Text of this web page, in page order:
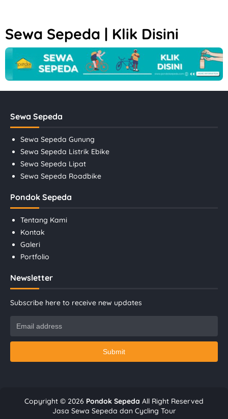
Sewa Sepeda | Klik Disini
Sewa Sepeda
Sewa Sepeda Gunung
Sewa Sepeda Listrik Ebike
Sewa Sepeda Lipat
Sewa Sepeda Roadbike
Pondok Sepeda
Tentang Kami
Kontak
Galeri
Portfolio
Newsletter
Subscribe here to receive new updates
Copyright © 2026 Pondok Sepeda All Right Reserved
Jasa Sewa Sepeda dan Cycling Tour